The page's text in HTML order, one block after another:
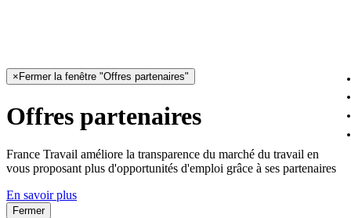
× Fermer la fenêtre "Offres partenaires"
Offres partenaires
France Travail améliore la transparence du marché du travail en
vous proposant plus d'opportunités d'emploi grâce à ses partenaires
En savoir plus
Fermer